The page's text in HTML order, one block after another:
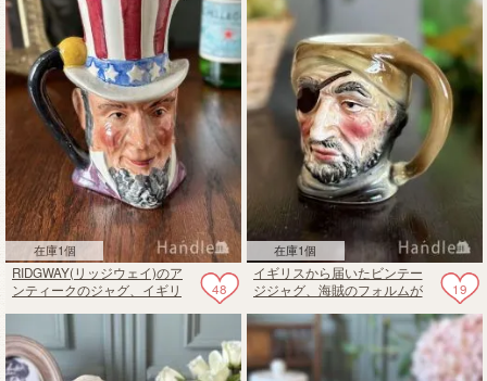
在庫1個
48
RIDGWAY(リッジウェイ)のア
ンティークのジャグ、イギリ
在庫1個
19
イギリスから届いたビンテー
ジジャグ、海賊のフォルムが